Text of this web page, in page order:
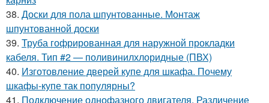
38. Доски для пола шпунтованные. Монтаж
шпунтованной доски
39. Труба гофрированная для наружной прокладки
кабеля. Тип #2 — поливинилхлоридные (ПВХ)
40. Изготовление дверей купе для шкафа. Почему
шкафы-купе так популярны?
41. Подключение однофазного двигателя. Различение